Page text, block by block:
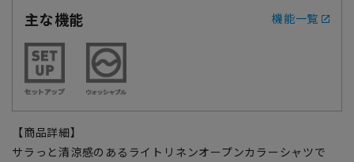
主な機能
機能一覧
【商品詳細】
サラっと清涼感のあるライトリネンオープンカラーシャツで